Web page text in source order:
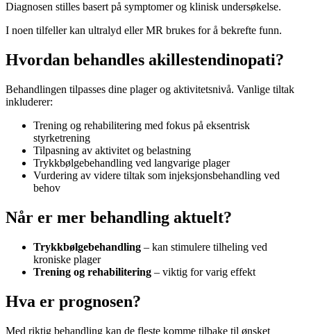
Diagnosen stilles basert på symptomer og klinisk undersøkelse.
I noen tilfeller kan ultralyd eller MR brukes for å bekrefte funn.
Hvordan behandles akillestendinopati?
Behandlingen tilpasses dine plager og aktivitetsnivå. Vanlige tiltak
inkluderer:
Trening og rehabilitering med fokus på eksentrisk
styrketrening
Tilpasning av aktivitet og belastning
Trykkbølgebehandling ved langvarige plager
Vurdering av videre tiltak som injeksjonsbehandling ved
behov
Når er mer behandling aktuelt?
Trykkbølgebehandling – kan stimulere tilheling ved
kroniske plager
Trening og rehabilitering – viktig for varig effekt
Hva er prognosen?
Med riktig behandling kan de fleste komme tilbake til ønsket